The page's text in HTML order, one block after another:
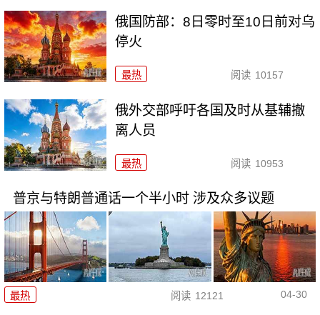
俄国防部：8日零时至10日前对乌
停火
最热 阅读 10157
俄外交部呼吁各国及时从基辅撤
离人员
最热 阅读 10953
普京与特朗普通话一个半小时 涉及众多议题
最热 阅读 12121 04-30